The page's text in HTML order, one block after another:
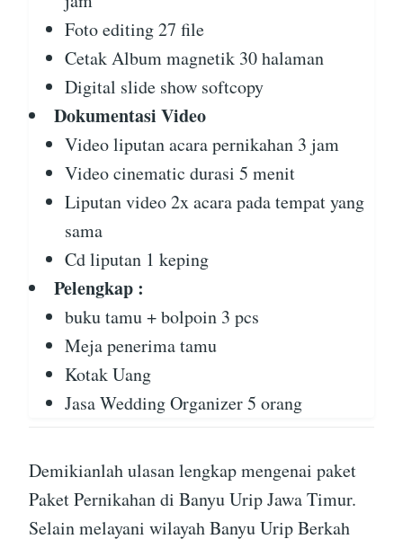
Foto editing 27 file
Cetak Album magnetik 30 halaman
Digital slide show softcopy
Dokumentasi Video
Video liputan acara pernikahan 3 jam
Video cinematic durasi 5 menit
Liputan video 2x acara pada tempat yang
sama
Cd liputan 1 keping
Pelengkap :
buku tamu + bolpoin 3 pcs
Meja penerima tamu
Kotak Uang
Jasa Wedding Organizer 5 orang
Demikianlah ulasan lengkap mengenai paket
Paket Pernikahan di Banyu Urip Jawa Timur.
Selain melayani wilayah Banyu Urip Berkah